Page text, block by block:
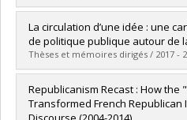
Diplômé(e) : Bendaoud,
Cycle :Doctorat
Diplôme obtenu :Ph. D.
Lien vers le document dans
La circulation d’une idée : une
de politique publique autour de
Thèses et mémoires dirigés / 2017 -
Diplômé(e) :Lazreg, Nordin
Cycle :Doctorat
Diplôme obtenu :Ph. D.
Republicanism Recast : How the
Transformed French Republican